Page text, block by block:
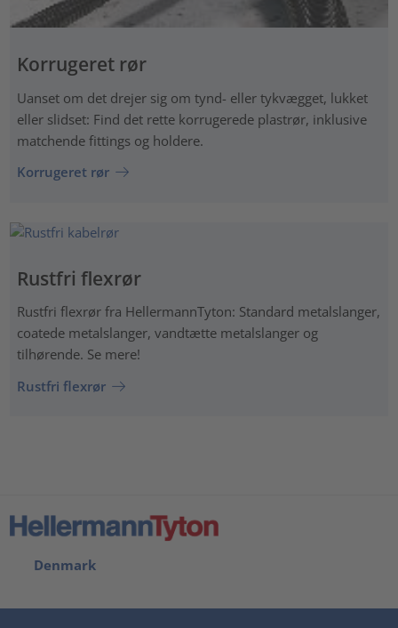
Korrugeret rør
Uanset om det drejer sig om tynd- eller tykvægget, lukket
eller slidset: Find det rette korrugerede plastrør, inklusive
matchende fittings og holdere.
Korrugeret rør
Rustfri flexrør
Rustfri flexrør fra HellermannTyton: Standard metalslanger,
coatede metalslanger, vandtætte metalslanger og
tilhørende. Se mere!
Rustfri flexrør
Denmark